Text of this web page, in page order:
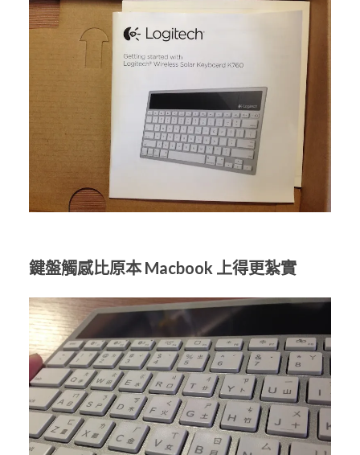
鍵盤觸感比原本 Macbook 上得更紮實